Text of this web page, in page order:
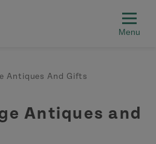
Antiques And Gifts
Antiques and